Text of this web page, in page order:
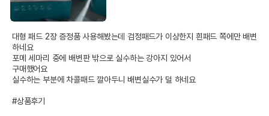
대형 패드 2장 증정품 사용해봤는데 검정패드가 이상한지 흰패드 쪽에만 배변
하네요
포메 세마리 중에 배변판 밖으로 실수하는 강아지 있어서
구매했어요
실수하는 부분에 차콜패드 깔아두니 배변실수가 덜 하네요
#상품후기